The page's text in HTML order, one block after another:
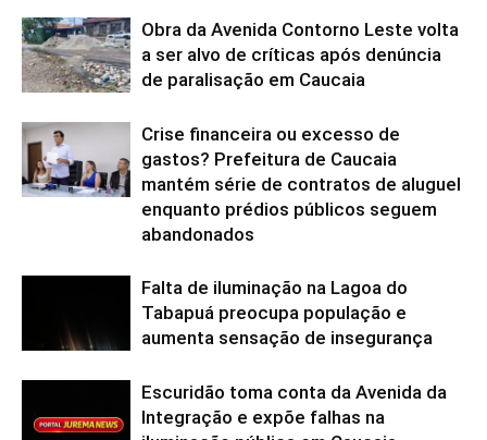
Obra da Avenida Contorno Leste volta
a ser alvo de críticas após denúncia
de paralisação em Caucaia
Crise financeira ou excesso de
gastos? Prefeitura de Caucaia
mantém série de contratos de aluguel
enquanto prédios públicos seguem
abandonados
Falta de iluminação na Lagoa do
Tabapuá preocupa população e
aumenta sensação de insegurança
Escuridão toma conta da Avenida da
Integração e expõe falhas na